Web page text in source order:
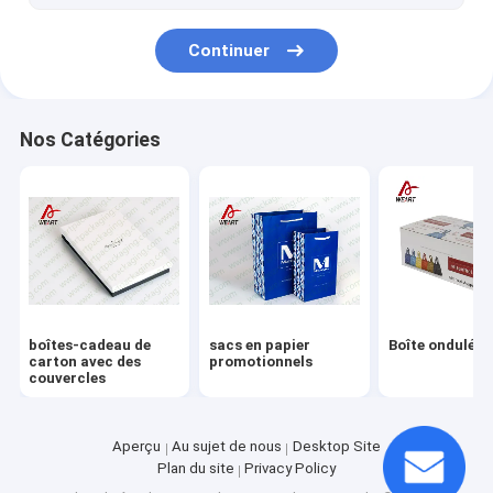
Continuer
Nos Catégories
boîtes-cadeau de
carton avec des
couvercles
sacs en papier
promotionnels
Boîte ondulée
Aperçu Au sujet de nous
Desktop Site
Plan du site
Privacy Policy